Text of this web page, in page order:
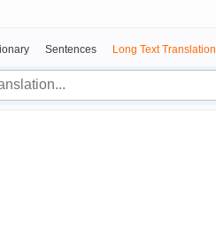
Sentences Long Text Translation